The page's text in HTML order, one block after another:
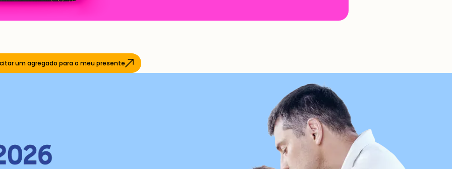
um agregado para o meu presente